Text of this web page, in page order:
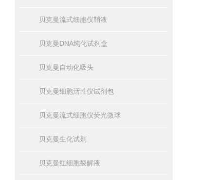
贝克曼流式细胞仪鞘液
贝克曼DNA纯化试剂盒
贝克曼自动化吸头
贝克曼细胞活性仪试剂包
贝克曼流式细胞仪荧光微球
贝克曼生化试剂
贝克曼红细胞裂解液